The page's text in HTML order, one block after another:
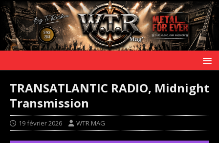
TRANSATLANTIC RADIO, Midnight
Transmission
19 février 2026 WTR MAG